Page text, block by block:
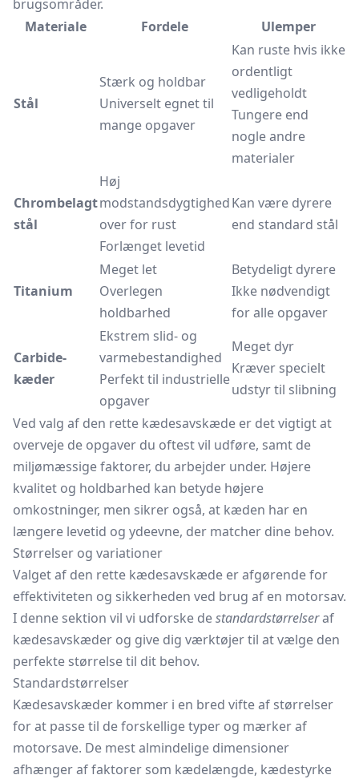
brugsområder.
Materiale
Fordele Ulemper
Stål
Stærk og holdbar
Universelt egnet til
mange opgaver
Kan ruste hvis ikke
ordentligt
vedligeholdt
Tungere end
nogle andre
materialer
Chrombelagt
stål
Høj
modstandsdygtighed
over for rust
Forlænget levetid
Kan være dyrere
end standard stål
Titanium
Meget let
Overlegen
holdbarhed
Betydeligt dyrere
Ikke nødvendigt
for alle opgaver
Carbide-
kæder
Ekstrem slid- og
varmebestandighed
Perfekt til industrielle
opgaver
Meget dyr
Kræver specielt
udstyr til slibning
Ved valg af den rette kædesavskæde er det vigtigt at
overveje de opgaver du oftest vil udføre, samt de
miljømæssige faktorer, du arbejder under. Højere
kvalitet og holdbarhed kan betyde højere
omkostninger, men sikrer også, at kæden har en
længere levetid og ydeevne, der matcher dine behov.
Størrelser og variationer
Valget af den rette kædesavskæde er afgørende for
effektiviteten og sikkerheden ved brug af en motorsav.
I denne sektion vil vi udforske destandardstørrelseraf
kædesavskæder og give dig værktøjer til at vælge den
perfekte størrelse til dit behov.
Standardstørrelser
Kædesavskæder kommer i en bred vifte af størrelser
for at passe til de forskellige typer og mærker af
motorsave. De mest almindelige dimensioner
afhænger af faktorer som kædelængde, kædestyrke